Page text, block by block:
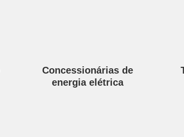
Concessionárias de
energia elétrica